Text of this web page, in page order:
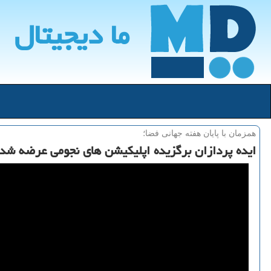
ما دیجیتال
همزمان با پایان هفته جهانی فضا؛
ایده پردازان برگزیده اپلیكیشن های نجومی عرضه